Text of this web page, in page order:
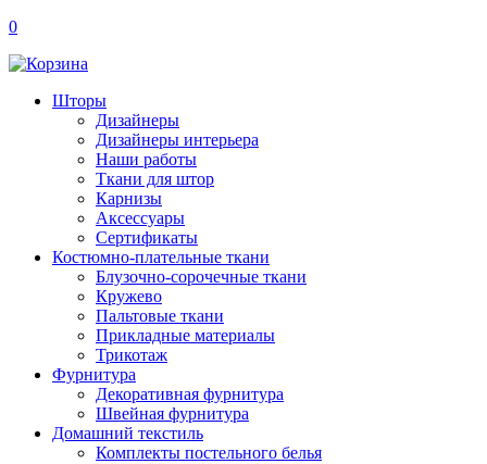
0
Шторы
Дизайнеры
Дизайнеры интерьера
Наши работы
Ткани для штор
Карнизы
Аксессуары
Сертификаты
Костюмно-плательные ткани
Блузочно-сорочечные ткани
Кружево
Пальтовые ткани
Прикладные материалы
Трикотаж
Фурнитура
Декоративная фурнитура
Швейная фурнитура
Домашний текстиль
Комплекты постельного белья